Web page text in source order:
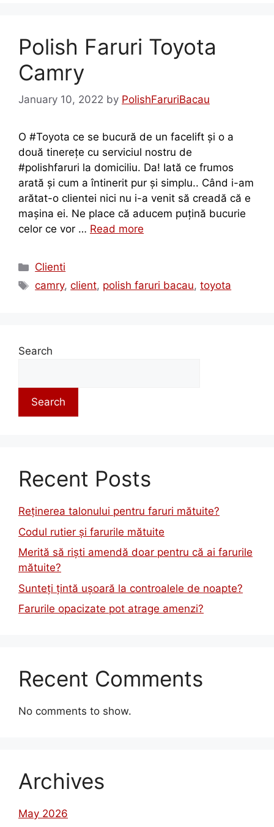
Polish Faruri Toyota
Camry
January 10, 2022 by PolishFaruriBacau
O #Toyota ce se bucură de un facelift și o a
două tinerețe cu serviciul nostru de
#polishfaruri la domiciliu. Da! Iată ce frumos
arată și cum a întinerit pur și simplu.. Când i-am
arătat-o clientei nici nu i-a venit să creadă că e
mașina ei. Ne place că aducem puțină bucurie
celor ce vor … Read more
Clienti
camry,client, polish faruri bacau,toyota
Search
Search
Recent Posts
Reținerea talonului pentru faruri mătuite?
Codul rutier și farurile mătuite
Merită să riști amendă doar pentru că ai farurile
mătuite?
Sunteți țintă ușoară la controalele de noapte?
Farurile opacizate pot atrage amenzi?
Recent Comments
No comments to show.
Archives
May 2026